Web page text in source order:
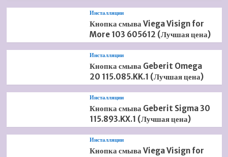
Инсталляции
Кнопка смыва Viega Visign for
More 103 605612 (Лучшая цена)
Инсталляции
Кнопка смыва Geberit Omega
20 115.085.KK.1 (Лучшая цена)
Инсталляции
Кнопка смыва Geberit Sigma 30
115.893.KX.1 (Лучшая цена)
Инсталляции
Кнопка смыва Viega Visign for